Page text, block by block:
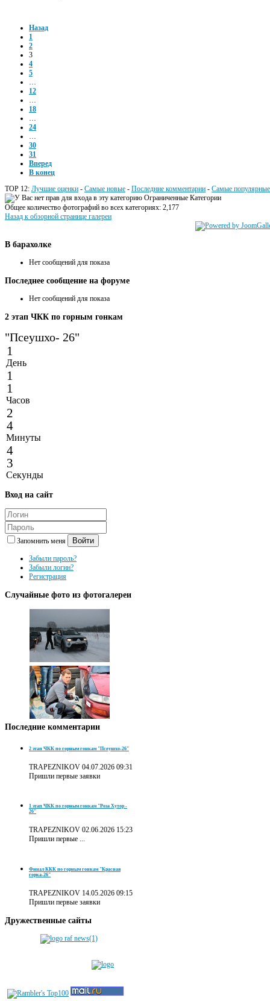
Назад
1
2
3
4
5
…
12
…
18
…
24
…
30
31
Вперед
В конец
TOP 12: Лучшие оценки - Самые новые - Последние комментарии - Самые популярные
Ограниченные Категории
Общее количество фотографий во всех категориях: 2,177
Назад к обзорной странице галереи
В барахолке
Нет сообщений для показа
Последнее сообщение на форуме
Нет сообщений для показа
2 этап ЧКК по горным гонкам
"Псеушхо- 26"
1
День
1
1
Часов
2
4
Минуты
4
3
Секунды
Вход на сайт
Запомнить меня Войти
Забыли пароль?
Забыли логин?
Регистрация
Случайные фото из фотогалереи
Последние комментарии
2 этап ЧКК по горным гонкам "Псеушхо-26"
TRAPEZNIKOV 04.07.2026 09:31
Пришли первые заявки
1 этап ЧКК по горным гонкам "Роза Хутор -
26"
TRAPEZNIKOV 02.06.2026 15:23
Пришли первые ...
Финал ККК по горным гонкам "Красная
горка-26"
TRAPEZNIKOV 14.05.2026 09:15
Пришли первые заявки
Дружественные сайты